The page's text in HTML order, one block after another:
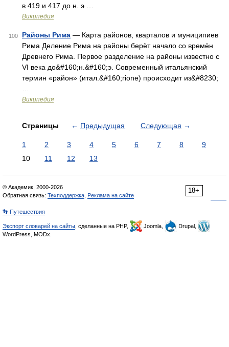
в 419 и 417 до н. э …
Википедия
100 Районы Рима — Карта районов, кварталов и муниципиев
Рима Деление Рима на районы берёт начало со времён
Древнего Рима. Первое разделение на районы известно с
VI века до&#160;н.&#160;э. Современный итальянский
термин «район» (итал.&#160;rione) происходит из&#8230;
Википедия
Страницы ← Предыдущая Следующая →
1 2 3 4 5 6 7 8
9
10
11 12 13
18+
© Академик, 2000-2026
Обратная связь: Техподдержка Реклама на сайте
👣 Путешествия
Экспорт словарей на сайты , сделанные на PHP, Joomla,
Drupal,
WordPress, MODx.